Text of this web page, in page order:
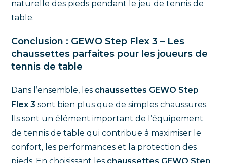
naturelle des pieds pendant le jeu de tennis de
table.
Conclusion : GEWO Step Flex 3 – Les
chaussettes parfaites pour les joueurs de
tennis de table
Dans l’ensemble, les chaussettes GEWO Step
Flex 3sont bien plus que de simples chaussures.
Ils sont un élément important de l’équipement
de tennis de table qui contribue à maximiser le
confort, les performances et la protection des
pieds. En choisissant les chaussettes GEWO Step